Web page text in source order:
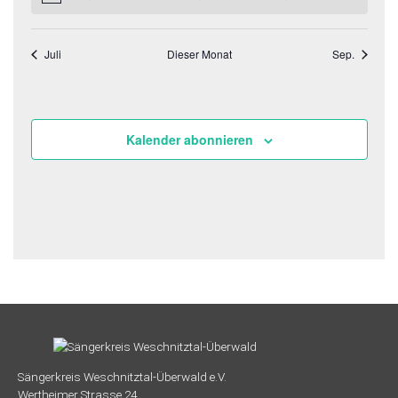
Juli Dieser Monat Sep.
Kalender abonnieren
Sängerkreis Weschnitztal-Überwald e.V.
Wertheimer Strasse 24